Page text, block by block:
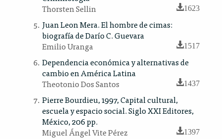
Thorsten Sellin
1623
Juan Leon Mera. El hombre de cimas:
biografía de Darío C. Guevara
Emilio Uranga
1517
Dependencia económica y alternativas de
cambio en América Latina
Theotonio Dos Santos
1437
Pierre Bourdieu, 1997, Capital cultural,
escuela y espacio social. Siglo XXI Editores,
México, 206 pp.
Miguel Ángel Vite Pérez
1397